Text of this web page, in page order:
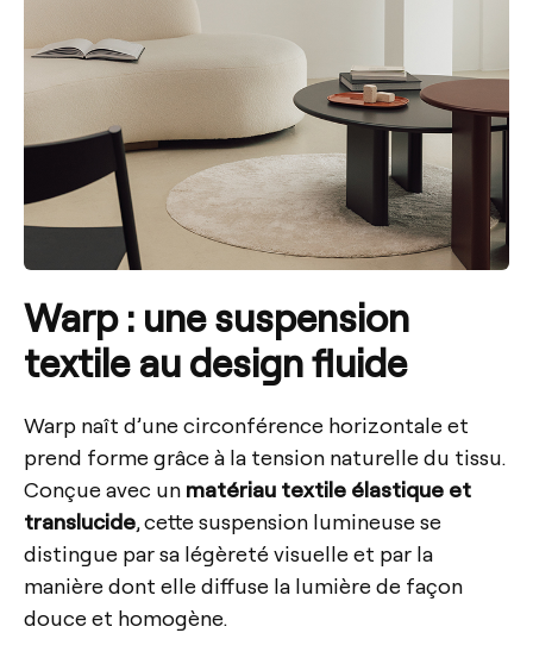
Warp : une suspension
textile au design fluide
Warp naît d’une circonférence horizontale et
prend forme grâce à la tension naturelle du tissu.
Conçue avec un matériau textile élastique et
translucide, cette suspension lumineuse se
distingue par sa légèreté visuelle et par la
manière dont elle diffuse la lumière de façon
douce et homogène.